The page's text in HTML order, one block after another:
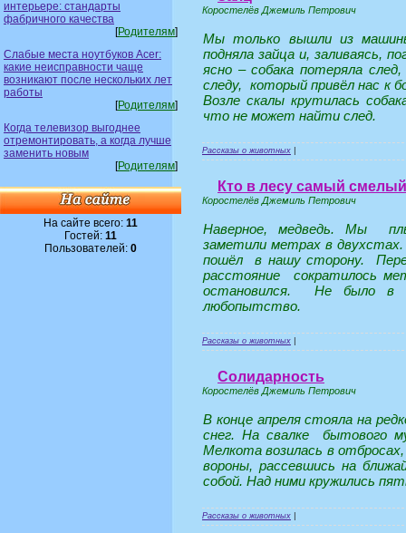
интерьере: стандарты
фабричного качества
[Родителям]
Слабые места ноутбуков Acer:
какие неисправности чаще
возникают после нескольких лет
работы
[Родителям]
Когда телевизор выгоднее
отремонтировать, а когда лучше
заменить новым
[Родителям]
На сайте всего: 11
Гостей: 11
Пользователей: 0
Коростелёв Джемиль Петрович
Мы только вышли из
подняла зайца и, заливаясь,
ясно – собака потеряла
следу, который привёл нас к
Возле скалы крутилась
что не может найти след.
Рассказы о животных
Кто в лесу самый
Коростелёв Джемиль Петрович
Наверное, медведь. Мы
заметили метрах в
пошёл в нашу сторону.
расстояние сократилось
остановился. Не было в
любопытство.
Рассказы о животных
Солидарность
Коростелёв Джемиль Петрович
В конце апреля стояла на
снег. На свалке бытового
Мелкота возилась в отбросах,
вороны, рассевшись на
собой. Над ними кружились
Рассказы о животных